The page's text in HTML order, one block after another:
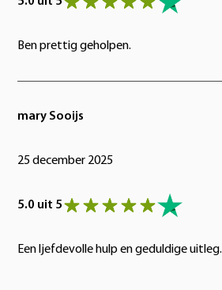
Ben prettig geholpen.
mary Sooijs
25 december 2025
5.0 uit 5
Een ljefdevolle hulp en geduldige uitleg.